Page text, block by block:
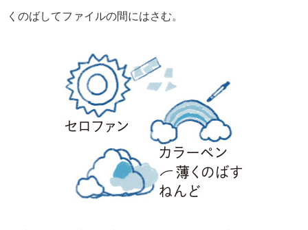
くのばしてファイルの間にはさむ。